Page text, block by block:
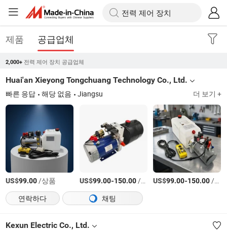
제품 공급업체
2,000+ 전력 제어 장치 공급업체
Huai'an Xieyong Tongchuang Technology Co., Ltd.
빠른 응답 해당 없음 Jiangsu 더 보기 +
US$99.00/상품 US$99.00-150.00/상품 US$99.00-150.00/상품
연락하다
채팅
Kexun Electric Co., Ltd.